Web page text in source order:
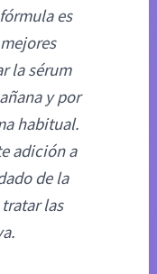
es
la sérum
y por
habitual.
adición a
de la
las